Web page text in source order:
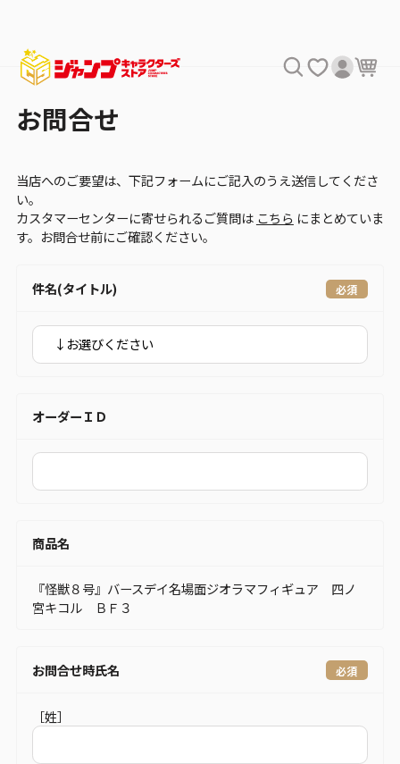
お問合せ
当店へのご要望は、下記フォームにご記入のうえ送信してくださ
い。
カスタマーセンターに寄せられるご質問は こちら にまとめていま
す。お問合せ前にご確認ください。
件名(タイトル)
オーダーＩＤ
商品名
『怪獣８号』バースデイ名場面ジオラマフィギュア 四ノ
宮キコル ＢＦ３
お問合せ時氏名
［姓］